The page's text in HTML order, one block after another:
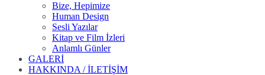
Bize, Hepimize
Human Design
Sesli Yazılar
Kitap ve Film İzleri
Anlamlı Günler
GALERİ
HAKKINDA / İLETİŞİM